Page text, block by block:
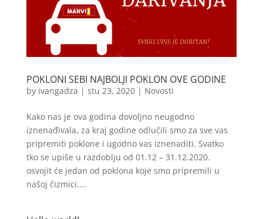
POKLONI SEBI NAJBOLJI POKLON OVE GODINE
by ivangadza | stu 23, 2020| Novosti
Kako nas je ova godina dovoljno neugodno
iznenađivala, za kraj godine odlučili smo za sve vas
pripremiti poklone i ugodno vas iznenaditi. Svatko
tko se upiše u razdoblju od 01.12 – 31.12.2020.
osvojit će jedan od poklona koje smo pripremili u
našoj čizmici....